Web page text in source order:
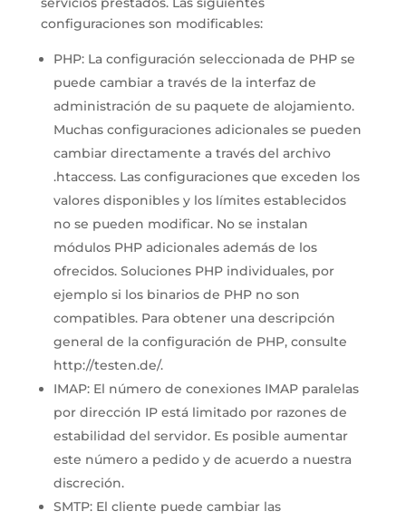
configuraciones son modificables:
PHP: La configuración seleccionada de PHP se
puede cambiar a través de la interfaz de
administración de su paquete de alojamiento.
Muchas configuraciones adicionales se pueden
cambiar directamente a través del archivo
.htaccess. Las configuraciones que exceden los
valores disponibles y los límites establecidos
no se pueden modificar. No se instalan
módulos PHP adicionales además de los
ofrecidos. Soluciones PHP individuales, por
ejemplo si los binarios de PHP no son
compatibles. Para obtener una descripción
general de la configuración de PHP, consulte
http://testen.de/.
IMAP: El número de conexiones IMAP paralelas
por dirección IP está limitado por razones de
estabilidad del servidor. Es posible aumentar
este número a pedido y de acuerdo a nuestra
discreción.
SMTP: El cliente puede cambiar las